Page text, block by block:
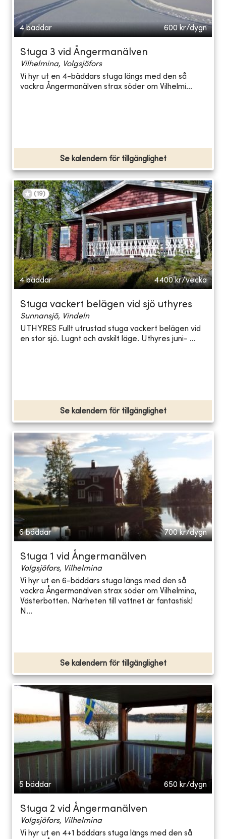
4 bäddar 600 kr/dygn
Stuga 3 vid Ångermanälven
Vilhelmina, Volgsjöfors
Vi hyr ut en 4-bäddars stuga längs med den så
vackra Ångermanälven strax söder om Vilhelmi...
Se kalendern för tillgänglighet
(19)
4 bäddar 4400 kr/vecka
Stuga vackert belägen vid sjö uthyres
Sunnansjö, Vindeln
UTHYRES Fullt utrustad stuga vackert belägen vid
en stor sjö. Lugnt och avskilt läge. Uthyres juni- ...
Se kalendern för tillgänglighet
6 bäddar 700 kr/dygn
Stuga 1 vid Ångermanälven
Volgsjöfors, Vilhelmina
Vi hyr ut en 6-bäddars stuga längs med den så
vackra Ångermanälven strax söder om Vilhelmina,
Västerbotten. Närheten till vattnet är fantastisk!
N...
Se kalendern för tillgänglighet
5 bäddar 650 kr/dygn
Stuga 2 vid Ångermanälven
Volgsjöfors, Vilhelmina
Vi hyr ut en 4+1 bäddars stuga längs med den så